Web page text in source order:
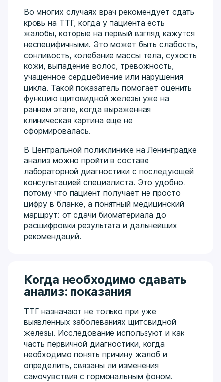
Во многих случаях врач рекомендует сдать
кровь на ТТГ, когда у пациента есть
жалобы, которые на первый взгляд кажутся
неспецифичными. Это может быть слабость,
сонливость, колебание массы тела, сухость
кожи, выпадение волос, тревожность,
учащенное сердцебиение или нарушения
цикла. Такой показатель помогает оценить
функцию щитовидной железы уже на
раннем этапе, когда выраженная
клиническая картина еще не
сформировалась.
В Центральной поликлинике на Ленинградке
анализ можно пройти в составе
лабораторной диагностики с последующей
консультацией специалиста. Это удобно,
потому что пациент получает не просто
цифру в бланке, а понятный медицинский
маршрут: от сдачи биоматериала до
расшифровки результата и дальнейших
рекомендаций.
Когда необходимо сдавать
анализ: показания
ТТГ назначают не только при уже
выявленных заболеваниях щитовидной
железы. Исследование используют и как
часть первичной диагностики, когда
необходимо понять причину жалоб и
определить, связаны ли изменения
самочувствия с гормональным фоном.